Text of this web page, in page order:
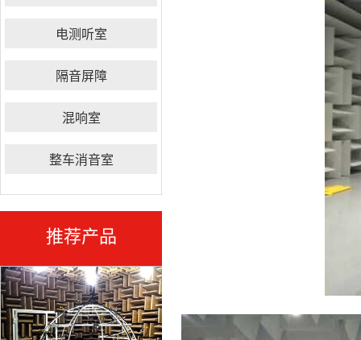
电测听室
隔音屏障
混响室
整车消音室
推荐产品